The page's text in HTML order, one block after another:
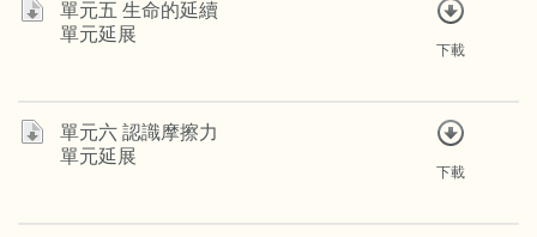
單元五 生命的延續
單元延展
下載
單元六 認識摩擦力
單元延展
下載